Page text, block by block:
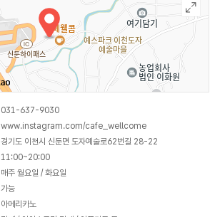
031-637-9030
www.instagram.com/cafe_wellcome
경기도 이천시 신둔면 도자예술로62번길 28-22
11:00~20:00
매주 월요일 / 화요일
가능
아메리카노